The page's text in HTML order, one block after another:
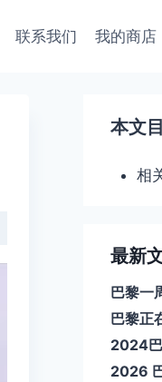
联系我们 我的商店
本文
相
最新
巴黎一
巴黎正
2024
2026